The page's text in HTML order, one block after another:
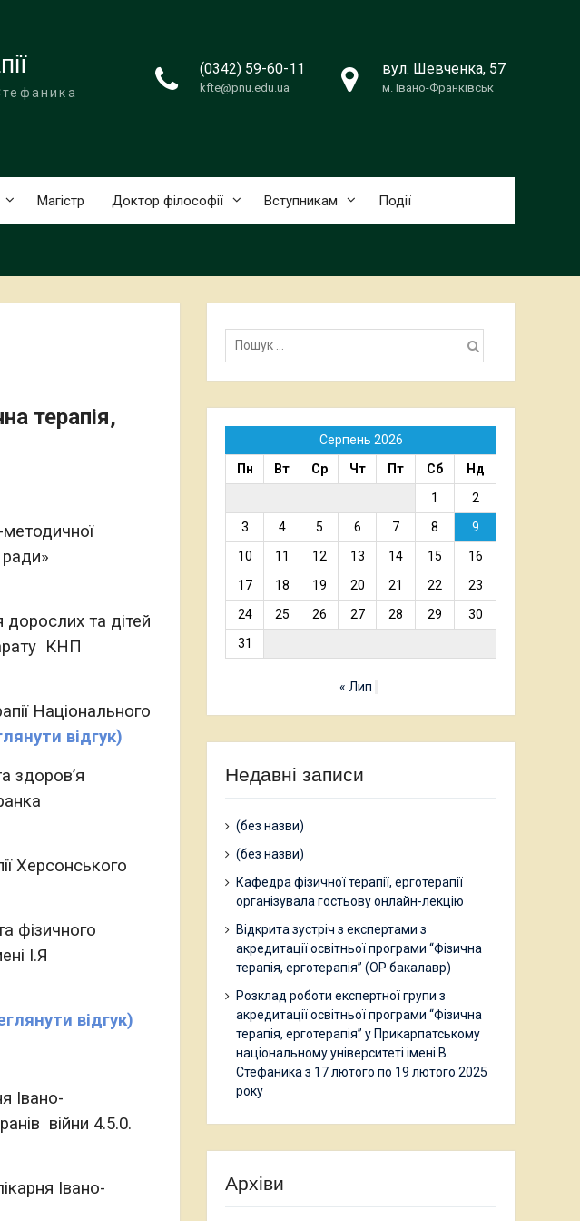
(0342) 59-60-11
kfte@pnu.edu.ua
вул. Шевченка, 57
м. Івано-Франківськ
Магістр Доктор філософії Вступникам Події
терапія,
методичної
ради»
дорослих та дітей
КНП
Національного
відгук)
здоров’я
Херсонського
фізичного
І.Я
відгук)
Івано-
війни 4.5.0.
Івано-
Пошук:
Серпень 2026
Пн
Вт Ср Чт Пт Сб
Нд
1
2
3
4 5 6 7 8
9
10
11 12 13 14 15
16
17
18 19 20 21 22
23
24
25 26 27 28 29
30
31
« Лип
Недавні записи
(без назви)
(без назви)
Кафедра фізичної терапії, ерготерапії
організувала гостьову онлайн-лекцію
Відкрита зустріч з експертами з
акредитації освітньої програми “Фізична
терапія, ерготерапія” (ОР бакалавр)
Розклад роботи експертної групи з
акредитації освітньої програми “Фізична
терапія, ерготерапія” у Прикарпатському
національному університеті імені В.
Стефаника з 17 лютого по 19 лютого 2025
року
Архіви